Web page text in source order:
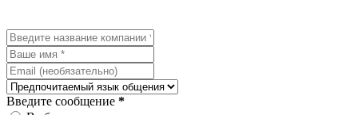
Введите сообщение *